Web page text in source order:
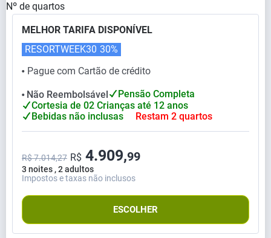
Nº de quartos
MELHOR TARIFA DISPONÍVEL
⬤ Pague com Cartão de crédito
RESORTWEEK30 30%
⬤ Não Reembolsável
Pensão Completa
Cortesia de 02 Crianças até 12 anos
Bebidas não inclusas
Restam 2 quartos
3 noites , 2 adultos
R$ 7.014,27 R$ 4.909,99
Impostos e taxas não inclusos
ESCOLHER